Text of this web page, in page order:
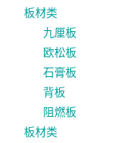
板材类
九厘板
欧松板
石膏板
背板
阻燃板
板材类